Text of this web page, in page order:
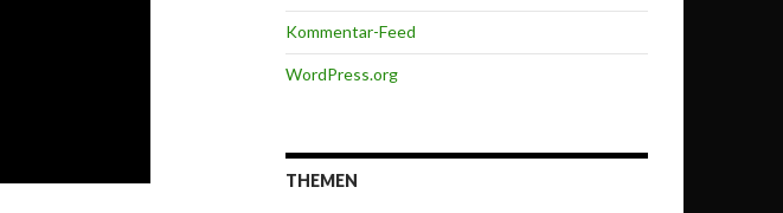
Kommentar-Feed
WordPress.org
THEMEN